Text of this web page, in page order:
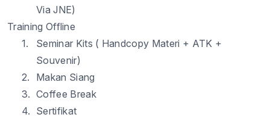
Via JNE)
Training Offline
1.
Seminar Kits ( Handcopy Materi + ATK +
Souvenir)
2.
Makan Siang
3. Coffee Break
4. Sertifikat